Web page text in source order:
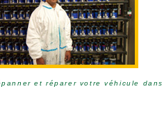
et réparer votre véhicule dans